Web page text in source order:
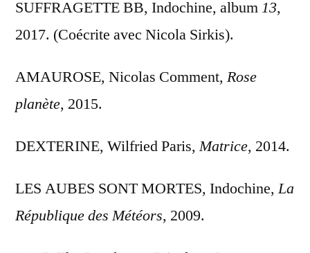
SUFFRAGETTE BB, Indochine, album 13,
2017. (Coécrite avec Nicola Sirkis).
AMAUROSE, Nicolas Comment, Rose
planète, 2015.
DEXTERINE, Wilfried Paris,Matrice, 2014.
LES AUBES SONT MORTES, Indochine,La
République des Météors, 2009.